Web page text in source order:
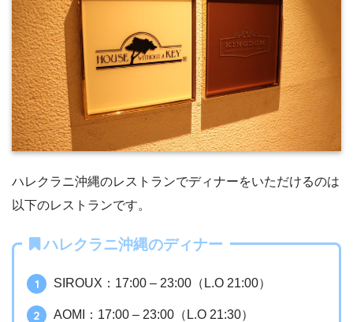
ハレクラニ沖縄のレストランでディナーをいただけるのは
以下のレストランです。
ハレクラニ沖縄のディナー
SIROUX：17:00 – 23:00（L.O 21:00）
AOMI：17:00 – 23:00（L.O 21:30）